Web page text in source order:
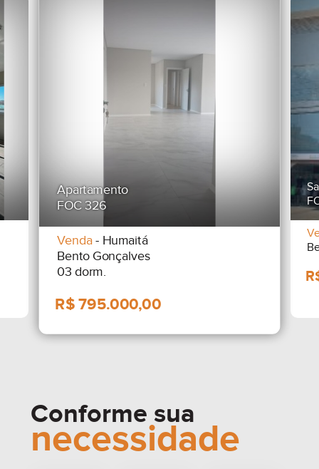
Apartamento
FOC 326
Venda- Humaitá
Bento Gonçalves
03 dorm.
R$ 795.000,00
Conforme sua
necessidade